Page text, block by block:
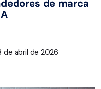
de marca
de abril de 2026